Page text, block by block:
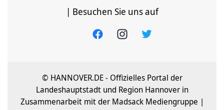
| Besuchen Sie uns auf
© HANNOVER.DE - Offizielles Portal der
Landeshauptstadt und Region Hannover in
Zusammenarbeit mit der Madsack Mediengruppe |